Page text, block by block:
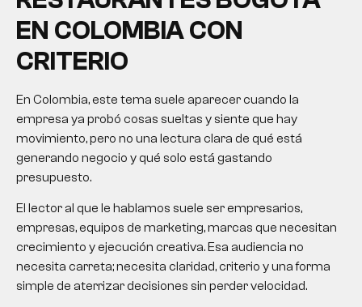
EN COLOMBIA CON
CRITERIO
En Colombia, este tema suele aparecer cuando la
empresa ya probó cosas sueltas y siente que hay
movimiento, pero no una lectura clara de qué está
generando negocio y qué solo está gastando
presupuesto.
El lector al que le hablamos suele ser empresarios,
empresas, equipos de marketing, marcas que necesitan
crecimiento y ejecución creativa. Esa audiencia no
necesita carreta; necesita claridad, criterio y una forma
simple de aterrizar decisiones sin perder velocidad.